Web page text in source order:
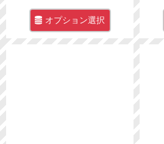
オプション選択